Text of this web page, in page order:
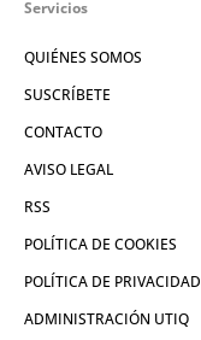
Servicios
QUIÉNES SOMOS
SUSCRÍBETE
CONTACTO
AVISO LEGAL
RSS
POLÍTICA DE COOKIES
POLÍTICA DE PRIVACIDAD
ADMINISTRACIÓN UTIQ